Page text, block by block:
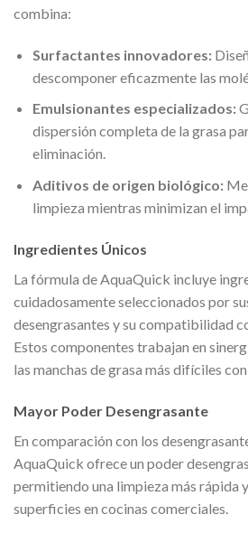
combina:
Surfactantes innovadores:
descomponer eficazmente las
Emulsionantes especializados:
dispersión completa de la grasa
eliminación.
Aditivos de origen biológico:
limpieza mientras minimizan el
Ingredientes Únicos
La fórmula de AquaQuick incluye
cuidadosamente seleccionados por
desengrasantes y su compatibilidad
Estos componentes trabajan en
las manchas de grasa más difíciles
Mayor Poder Desengrasante
En comparación con los
AquaQuick ofrece un poder
permitiendo una limpieza más rápida
superficies en cocinas comerciales.